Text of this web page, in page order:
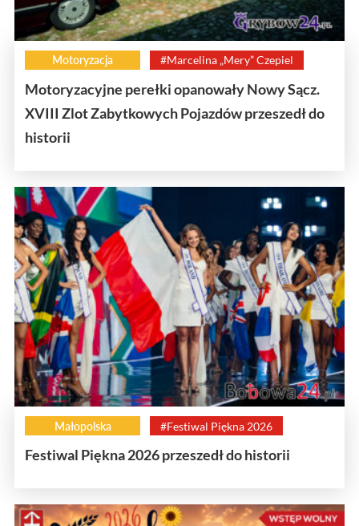
Motoryzacja #Marcelina „Mery” Czepiel
Motoryzacyjne perełki opanowały Nowy Sącz.
XVIII Zlot Zabytkowych Pojazdów przeszedł do
historii
Małopolska #Festiwal Piękna 2026
Festiwal Piękna 2026 przeszedł do historii